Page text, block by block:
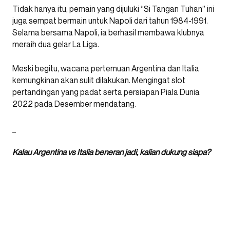
Tidak hanya itu, pemain yang dijuluki “Si Tangan Tuhan” ini
juga sempat bermain untuk Napoli dari tahun 1984-1991.
Selama bersama Napoli, ia berhasil membawa klubnya
meraih dua gelar La Liga.
Meski begitu, wacana pertemuan Argentina dan Italia
kemungkinan akan sulit dilakukan. Mengingat slot
pertandingan yang padat serta persiapan Piala Dunia
2022 pada Desember mendatang.
Kalau Argentina vs Italia beneran jadi, kalian dukung siapa?